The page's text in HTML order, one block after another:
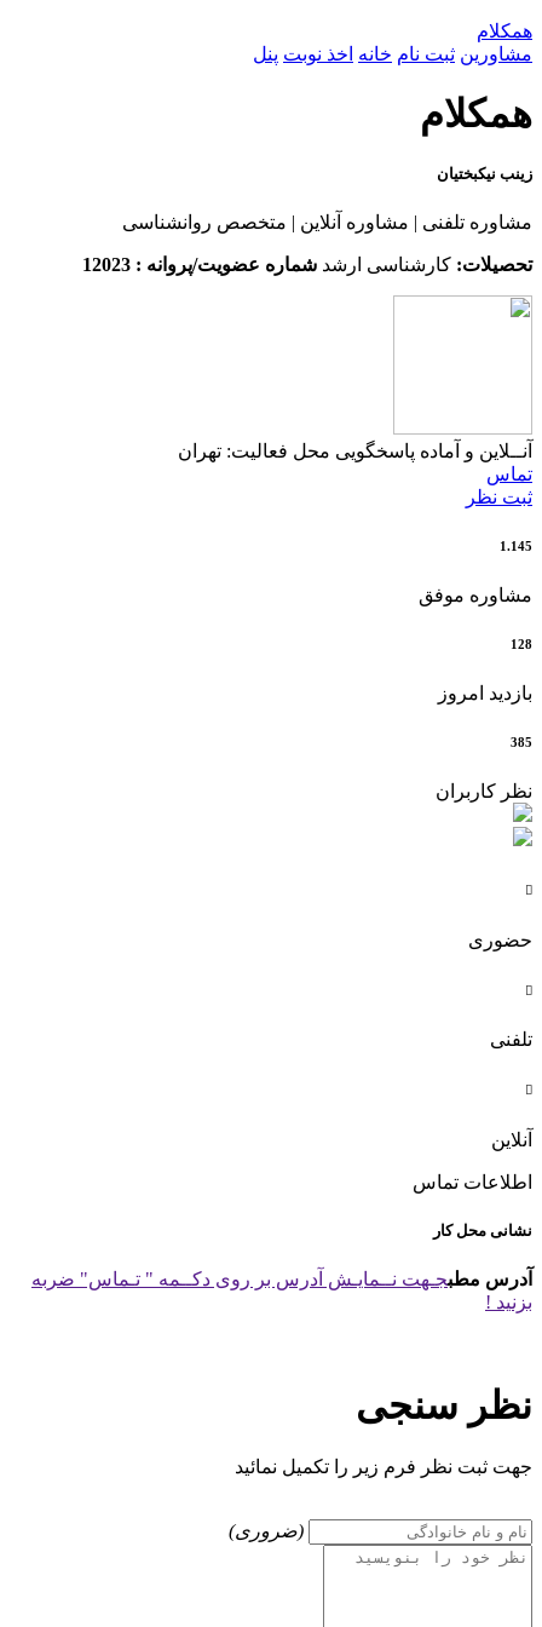
همکلام
مشاورین ثبت نام خانه اخذ نوبت پنل
همکلام
زینب نیکبختیان
مشاوره تلفنی | مشاوره آنلاین | متخصص روانشناسی
تحصیلات: کارشناسی ارشد شماره عضویت/پروانه : 12023
آنــلاین و آماده پاسخگویی محل فعالیت: تهران
تماس
ثبت نظر
1.145
مشاوره موفق
128
بازدید امروز
385
نظر کاربران

حضوری

تلفنی

آنلاین
اطلاعات تماس
نشانی محل کار
آدرس مطبجـهت نــمایـش آدرس بر روی دکــمه " تـماس" ضربه
بزنید !
نظر سنجی
جهت ثبت نظر فرم زیر را تکمیل نمائید
(ضروری)